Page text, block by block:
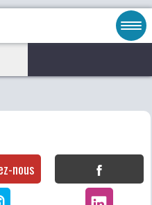
nous